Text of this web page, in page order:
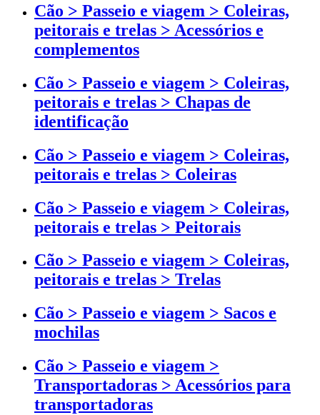
Cão > Passeio e viagem > Coleiras,
peitorais e trelas > Acessórios e
complementos
Cão > Passeio e viagem > Coleiras,
peitorais e trelas > Chapas de
identificação
Cão > Passeio e viagem > Coleiras,
peitorais e trelas > Coleiras
Cão > Passeio e viagem > Coleiras,
peitorais e trelas > Peitorais
Cão > Passeio e viagem > Coleiras,
peitorais e trelas > Trelas
Cão > Passeio e viagem > Sacos e
mochilas
Cão > Passeio e viagem >
Transportadoras > Acessórios para
transportadoras